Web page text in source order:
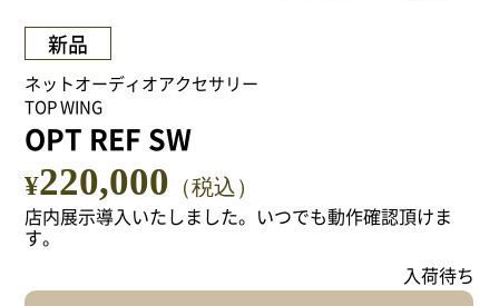
会員登録
マイアカウント
ご利用ガイド
新品
ネットオーディオアクセサリー
TOP WING
OPT REF SW
¥220,000 （税込）
店内展示導入いたしました。いつでも動作確認頂けま
す。
入荷待ち